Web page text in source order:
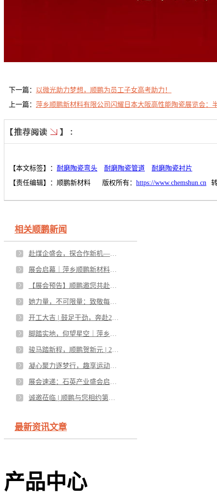
下一篇： 以微光助力梦想，顺鹏为员工子女高考助力！
上一篇： 萍乡顺鹏新材料有限公司闪耀日本大阪高性能陶瓷展览会：
【本文标签】： 耐磨陶瓷弯头 耐磨陶瓷管道
耐磨陶瓷衬片
【责任编辑】： 顺鹏新材料 版权所有： https://www.chemshun.cn
相关顺鹏新闻
赴煤企盛会，探合作新机——萍乡顺鹏邀您莅临太原煤炭能源展C4馆A325
展会启幕｜萍乡顺鹏新材料亮相第18届粉末冶金及先进陶瓷展，L088展位邀您共赴创新之约！
【展会预告】顺鹏邀您共赴先进陶瓷展览会
她力量，不可限量：致敬每一个发光的你——女神节快乐
开工大吉 | 鼓足干劲，奔赴2026！
脚踏实地，仰望星空｜萍乡顺鹏新材料 2025 年度总结表彰会暨 2026 迎新年会圆满落幕
骏马踏新程，顺鹏贺新元 | 2026，与您共赴崭新篇章
凝心聚力逐梦行，趣享运动绽芳华—萍乡顺鹏新材料第六届趣味运动会圆满落幕
展会速递：石英产业盛会启幕，顺鹏新材料重磅参展！
诚邀莅临 | 顺鹏与您相约第九届全国石英大会
最新资讯文章
产品中心